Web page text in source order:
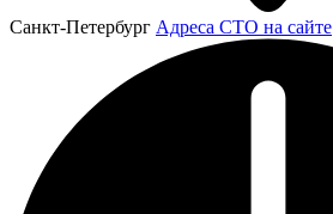
Санкт-Петербург Адреса СТО на сайте